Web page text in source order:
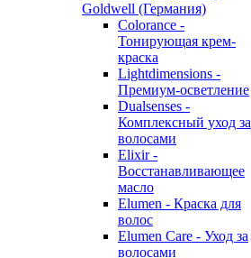
Goldwell (Германия)
Colorance -
Тонирующая крем-
краска
Lightdimensions -
Премиум-осветление
Dualsenses -
Комплексный уход за
волосами
Elixir -
Восстанавливающее
масло
Elumen - Краска для
волос
Elumen Care - Уход за
волосами